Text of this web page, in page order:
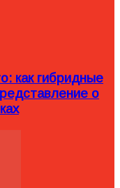
как гибридные
о